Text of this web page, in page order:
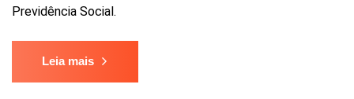
Previdência Social.
Leia mais